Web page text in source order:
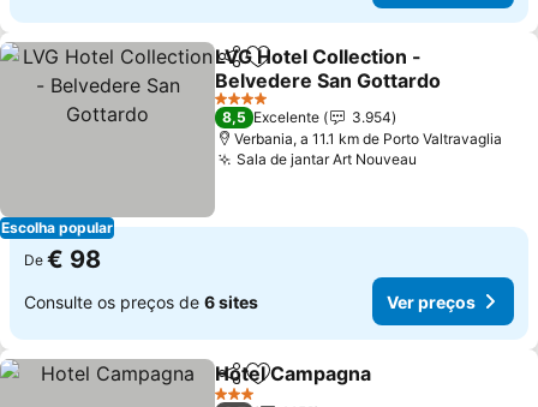
Escolha popular
PartilharAdicionar aos favoritos
LVG Hotel Collection -
Belvedere San Gottardo
4 Estrelas
8,5 Excelente
3.954
Verbania, a 11.1 km de Porto Valtravaglia
Sala de jantar Art Nouveau
De € 98
Consulte os preços de 6 sites Ver preços
PartilharAdicionar aos favoritos
Hotel Campagna
3 Estrelas